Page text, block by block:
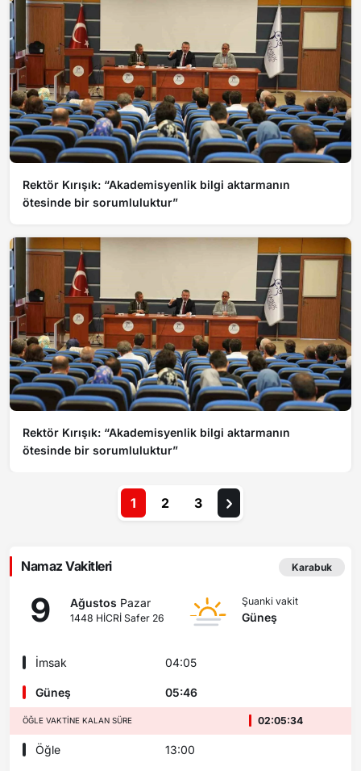
Rektör Kırışık: “Akademisyenlik bilgi aktarmanın
ötesinde bir sorumluluktur”
Rektör Kırışık: “Akademisyenlik bilgi aktarmanın
ötesinde bir sorumluluktur”
1 2 3
Namaz Vakitleri Karabuk
9 Ağustos Pazar
1448 HİCRİ Safer 26
Şuanki vakit
Güneş
İmsak 04:05
Güneş 05:46
ÖĞLE VAKTINE KALAN SÜRE 02:05:32
Öğle 13:00